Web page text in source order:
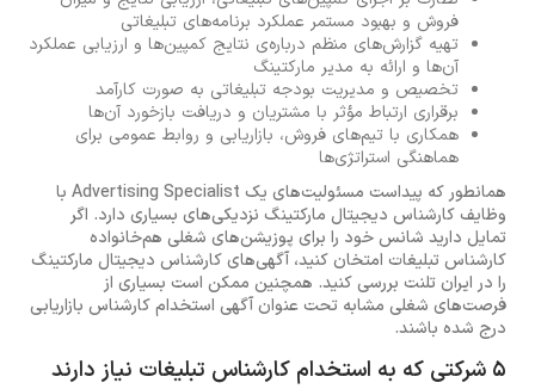
فروش و بهبود مستمر عملکرد برنامه‌های تبلیغاتی
تهیه گزارش‌های منظم درباره‌ی نتایج کمپین‌ها و ارزیابی عملکرد
آن‌ها و ارائه به مدیر مارکتینگ
تخصیص و مدیریت بودجه تبلیغاتی به صورت کارآمد
برقراری ارتباط مؤثر با مشتریان و دریافت بازخورد آن‌ها
همکاری با تیم‌های فروش، بازاریابی و روابط عمومی برای
هماهنگی استراتژی‌ها
همانطور که پیداست مسئولیت‌های یک Advertising Specialist با
وظایف کارشناس دیجیتال مارکتینگ نزدیکی‌های بسیاری دارد. اگر
تمایل دارید شانس خود را برای پوزیشن‌های شغلی هم‌خانواده
کارشناس تبلیغات امتخان کنید، آگهی‌های کارشناس دیجیتال مارکتینگ
را در ایران تلنت بررسی کنید. همچنین ممکن است بسیاری از
فرصت‌های شغلی مشابه تحت عنوان آگهی استخدام کارشناس بازاریابی
درج شده باشند.
5 شرکتی که به استخدام کارشناس تبلیغات نیاز دارند